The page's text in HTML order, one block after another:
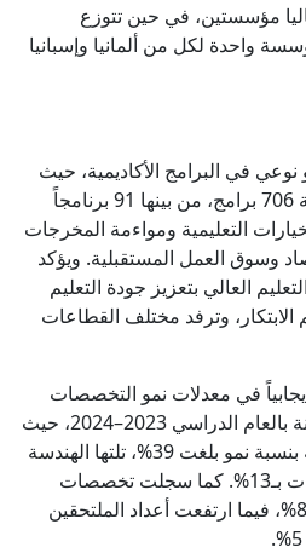
مؤسستين، في حين تتوزع
واحدة لكل من ألمانيا وإسبانيا
في البرامج الأكاديمية، حيث
بلغ إجمالي البرامج المطروحة 706 برامج، من بينها 91 برنامجاً
التعليمية ومواءمة المخرجات
وسوق العمل المستقبلية. ويؤكد
العالي بتعزيز جودة التعليم
وترفد مختلف القطاعات
في معدلات نمو التخصصات
الأكاديمية لجميع الطلبة مقارنة بالعام الدراسي 2023–2024، حيث
تصدّرت إدارة الأعمال القائمة بنسبة نمو بلغت 39%، تلتها الهندسة
بـ15%، ثم تكنولوجيا المعلومات بـ13%. كما سجلت تخصصات
الإعلام والتصميم نمواً بنسبة 8%، فيما ارتفعت أعداد الملتحقين